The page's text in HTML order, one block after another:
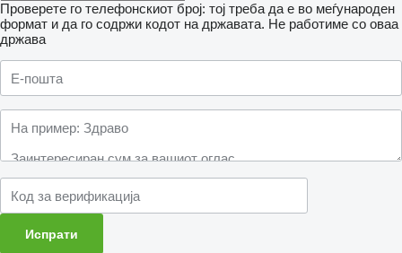
Проверете го телефонскиот број: тој треба да е во меѓународен
формат и да го содржи кодот на државата. Не работиме со оваа
држава